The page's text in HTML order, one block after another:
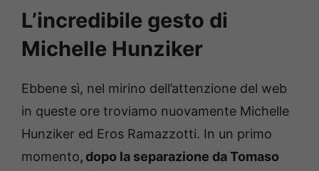
L’incredibile gesto di
Michelle Hunziker
Ebbene sì, nel mirino dell’attenzione del web
in queste ore troviamo nuovamente Michelle
Hunziker ed Eros Ramazzotti. In un primo
momento, dopo la separazione da Tomaso